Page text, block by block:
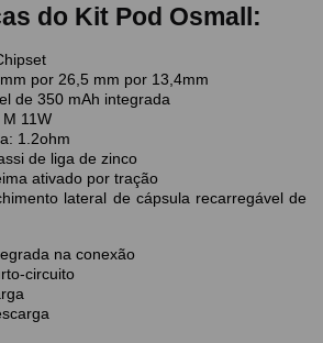
do Kit Pod Osmall:
por 26,5 mm por 13,4mm
de 350 mAh integrada
11W
1.2ohm
de liga de zinco
ativado por tração
lateral de cápsula recarregável de
na conexão
circuito